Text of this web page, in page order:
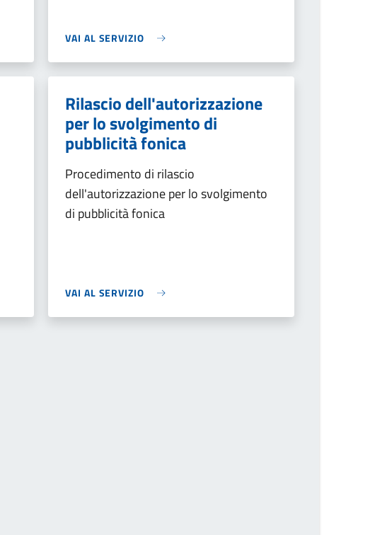
VAI AL SERVIZIO
Rilascio dell'autorizzazione
per lo svolgimento di
pubblicità fonica
Procedimento di rilascio
dell'autorizzazione per lo svolgimento
di pubblicità fonica
VAI AL SERVIZIO